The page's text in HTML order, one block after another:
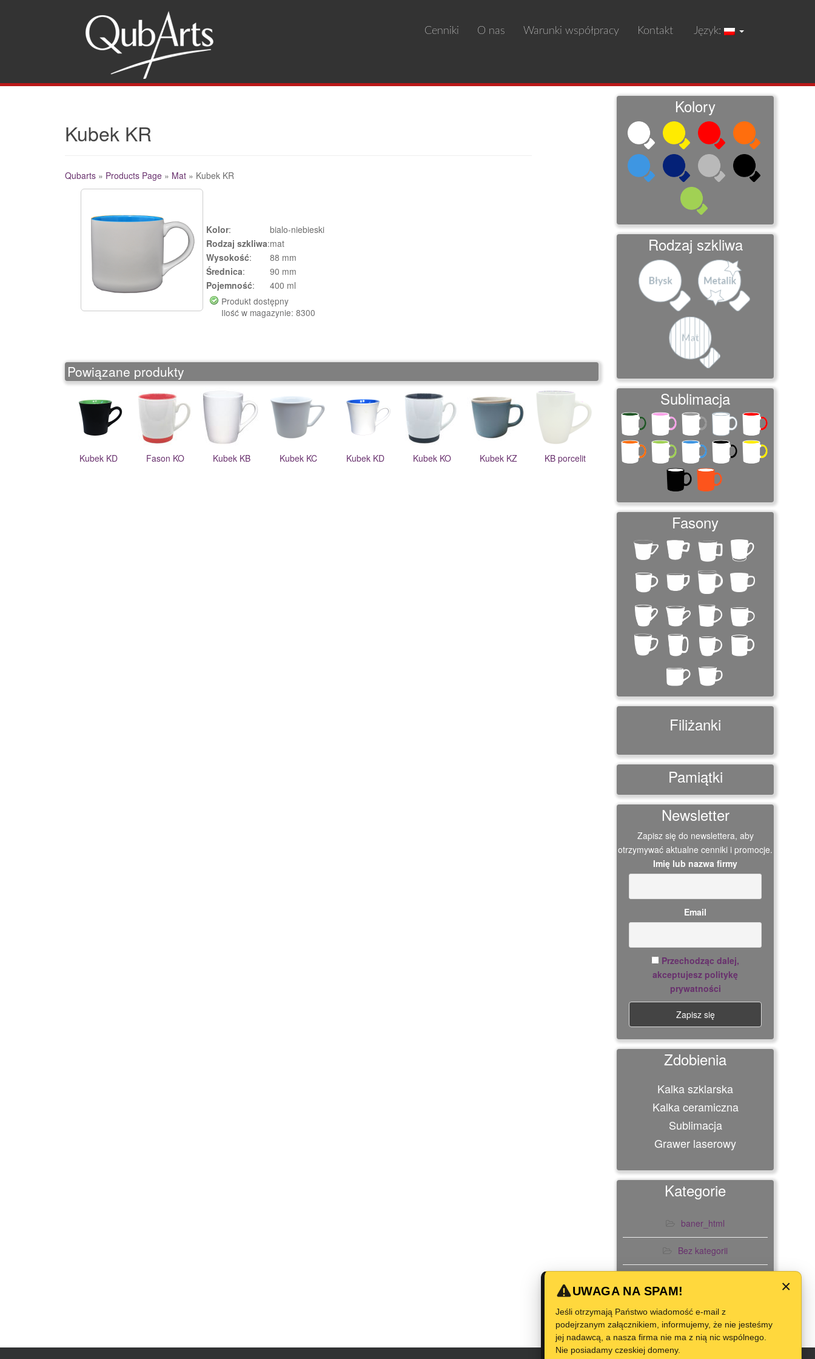
Cenniki O nas Warunki współpracy Kontakt Język:
Kubek KR
Qubarts » Products Page » Mat » Kubek KR
Kolor:
bialo-niebieski
Rodzaj szkliwa:mat
Wysokość:
88 mm
Średnica:
90 mm
Pojemność:
400 ml
Produkt dostępny
Ilość w magazynie: 8300
Powiązane produkty
Kubek KD Fason KO Kubek KB Kubek KC Kubek KD Kubek KO Kubek KZ KB porcelit
Kolory
Rodzaj szkliwa
Sublimacja
Fasony
Filiżanki
Pamiątki
Newsletter
Zapisz się do newslettera, aby
otrzymywać aktualne cenniki i promocje.
Imię lub nazwa firmy
Email
Przechodząc dalej,
akceptujesz politykę
prywatności
Zdobienia
Kalka szklarska
Kalka ceramiczna
Sublimacja
Grawer laserowy
Kategorie
baner_html
Bez kategorii
×
UWAGA NA SPAM!
Jeśli otrzymają Państwo wiadomość e-mail z
podejrzanym załącznikiem, informujemy, że nie jesteśmy
jej nadawcą, a nasza firma nie ma z nią nic wspólnego.
Nie posiadamy czeskiej domeny.